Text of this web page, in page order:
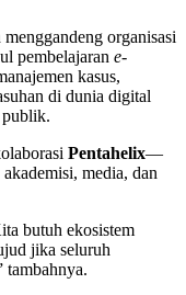
organisasi
pembelajaran e-
kasus,
di dunia digital
publik.
Pentahelix—
media, dan
butuh ekosistem
jika seluruh
tambahnya.